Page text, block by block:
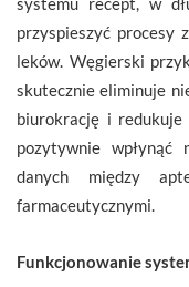
przyspieszyć procesy
leków. Węgierski
skutecznie eliminuje
biurokrację i redukuje
pozytywnie wpłynąć
danych między
farmaceutycznymi.
Funkcjonowanie